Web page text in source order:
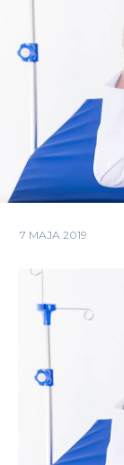
7 MAJA 2019